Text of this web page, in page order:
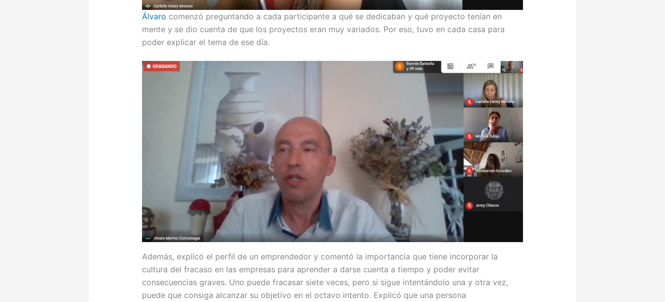
Álvaro comenzó preguntando a cada participante a qué se dedicaban y qué proyecto tenían en
mente y se dio cuenta de que los proyectos eran muy variados. Por eso, tuvo en cada casa para
poder explicar el tema de ese día.
Además, explicó el perfil de un emprendedor y comentó la importancia que tiene incorporar la
cultura del fracaso en las empresas para aprender a darse cuenta a tiempo y poder evitar
consecuencias graves. Uno puede fracasar siete veces, pero si sigue intentándolo una y otra vez,
puede que consiga alcanzar su objetivo en el octavo intento. Explicó que una persona